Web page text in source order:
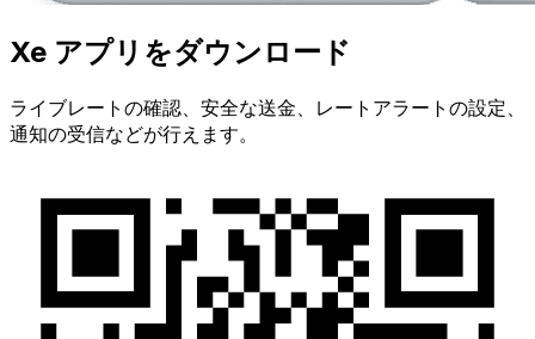
Xe アプリをダウンロード
ライブレートの確認、安全な送金、レートアラートの設定、
通知の受信などが行えます。